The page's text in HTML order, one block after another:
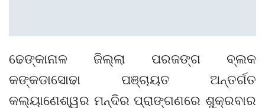
ଢେଙ୍କାନାଳ ଜିଲ୍ଲା ପରଜଙ୍ଗ ବ୍ଲକ
କଙ୍କଡାସୋଢା ପଞ୍ଚାୟତ ଅନ୍ତର୍ଗତ
କଲ୍ୟାଣେଶ୍ୱର ମନ୍ଦିର ପ୍ରାଙ୍ଗଣରେ ଶୁକ୍ରବାର